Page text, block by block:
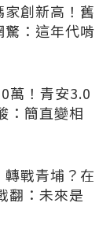
創新高！舊
：這年代啃
萬！青安3.0
：簡直變相
戰青埔？在
翻：未來是